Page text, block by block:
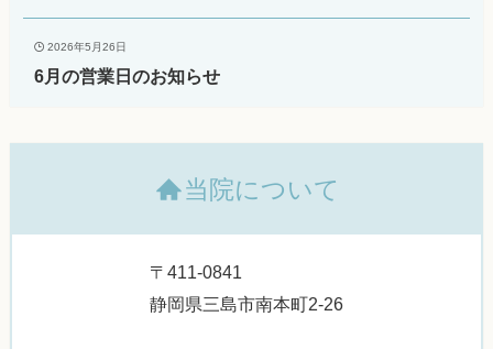
2026年5月26日
6月の営業日のお知らせ
当院について
〒411-0841
静岡県三島市南本町2-26